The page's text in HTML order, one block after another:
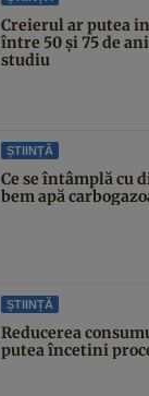
Creierul ar putea
între 50 și 75 de
studiu
ȘTIINȚĂ
Ce se întâmplă cu
bem apă
ȘTIINȚĂ
Reducerea
putea încetini